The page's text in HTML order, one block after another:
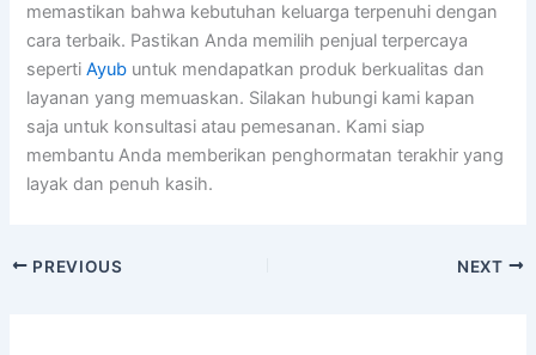
memastikan bahwa kebutuhan keluarga terpenuhi dengan
cara terbaik. Pastikan Anda memilih penjual terpercaya
sepertiAyub untuk mendapatkan produk berkualitas dan
layanan yang memuaskan. Silakan hubungi kami kapan
saja untuk konsultasi atau pemesanan. Kami siap
membantu Anda memberikan penghormatan terakhir yang
layak dan penuh kasih.
PREVIOUS NEXT